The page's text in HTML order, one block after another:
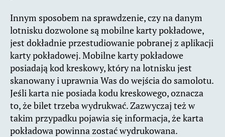
Innym sposobem na sprawdzenie, czy na danym
lotnisku dozwolone są mobilne karty pokładowe,
jest dokładnie przestudiowanie pobranej z aplikacji
karty pokładowej. Mobilne karty pokładowe
posiadają kod kreskowy, który na lotnisku jest
skanowany i uprawnia Was do wejścia do samolotu.
Jeśli karta nie posiada kodu kreskowego, oznacza
to, że bilet trzeba wydrukwać. Zazwyczaj też w
takim przypadku pojawia się informacja, że karta
pokładowa powinna zostać wydrukowana.